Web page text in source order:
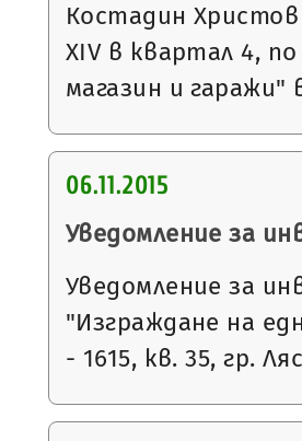
Костадин
XIV в квартал 4,
магазин и гаражи"
06.11.2015
Уведомление за
Уведомление за
"Изграждане на
- 1615, кв. 35, гр.